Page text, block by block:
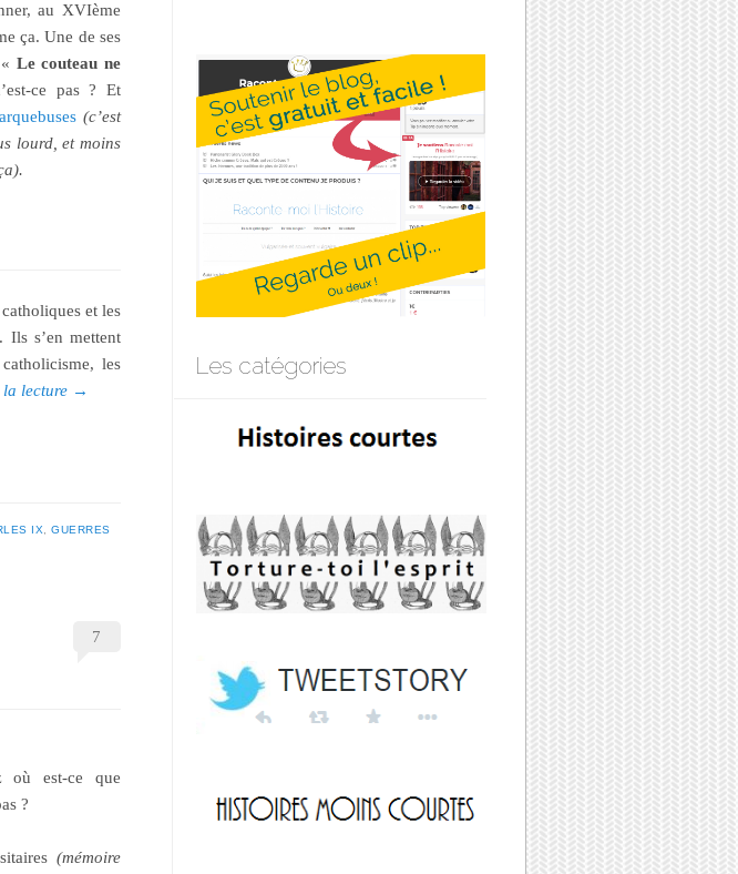
au XVIème
ça. Une de ses
Le couteau ne
ce pas ? Et
(c’est
lourd, et moins
et les
Ils s’en mettent
les
lecture →
IX GUERRES
7
où est-ce que
?
(mémoire
Les catégories